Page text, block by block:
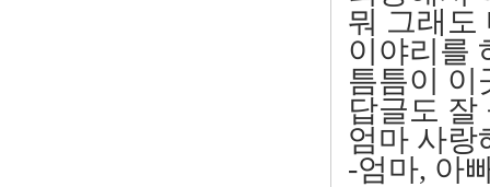
뭐 그래도
이야리를
틈틈이 이
답글도 잘
엄마 사
-엄마, 아